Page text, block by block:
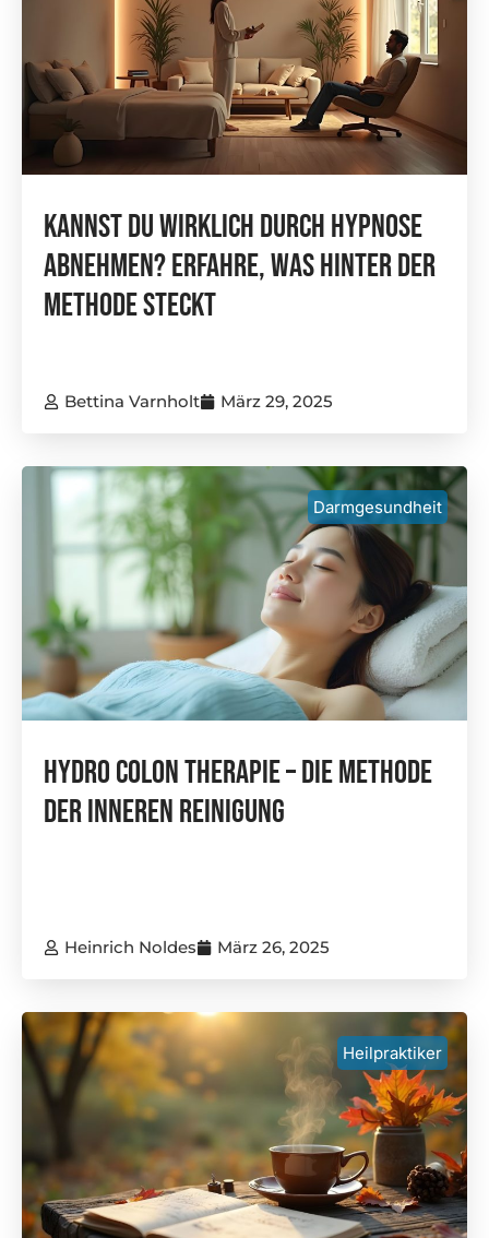
Kannst Du Wirklich Durch Hypnose
Abnehmen? Erfahre, Was Hinter Der
Methode Steckt
Bettina Varnholt März 29, 2025
Darmgesundheit
Hydro Colon Therapie – Die Methode
Der Inneren Reinigung
Heinrich Noldes März 26, 2025
Heilpraktiker